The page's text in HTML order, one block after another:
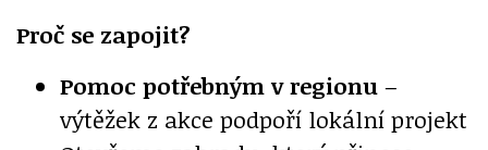
Proč se zapojit?
Pomoc potřebným v regionu –
výtěžek z akce podpoří lokální projekt